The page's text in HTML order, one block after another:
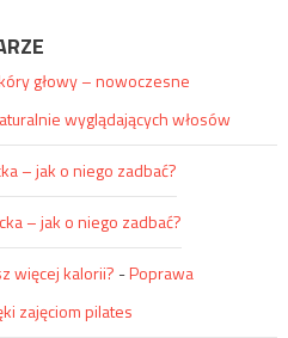
głowy – nowoczesne
wyglądających włosów
– jak o niego zadbać?
– jak o niego zadbać?
więcej kalorii? -Poprawa
zajęciom pilates